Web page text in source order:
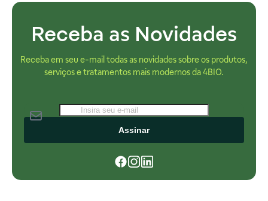
Receba as Novidades
Receba em seu e-mail todas as novidades sobre os produtos,
serviços e tratamentos mais modernos da 4BIO.
Assinar